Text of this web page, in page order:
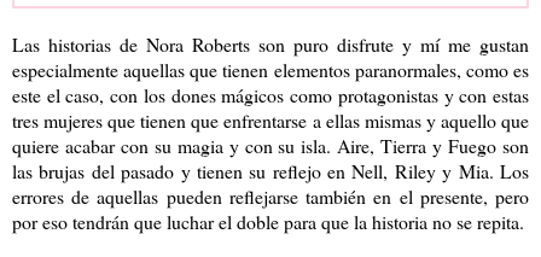
Las historias de Nora Roberts son puro disfrute y mí me gustan
especialmente aquellas que tienen elementos paranormales, como es
este el caso, con los dones mágicos como protagonistas y con estas
tres mujeres que tienen que enfrentarse a ellas mismas y aquello que
quiere acabar con su magia y con su isla. Aire, Tierra y Fuego son
las brujas del pasado y tienen su reflejo en Nell, Riley y Mia. Los
errores de aquellas pueden reflejarse también en el presente, pero
por eso tendrán que luchar el doble para que la historia no se repita.